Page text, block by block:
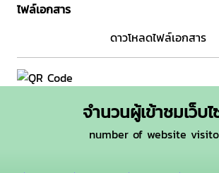
ไฟล์เอกสาร
ดาวโหลดไฟล์เอกสาร
จำนวนผู้เข้าชมเว็บ
number of website